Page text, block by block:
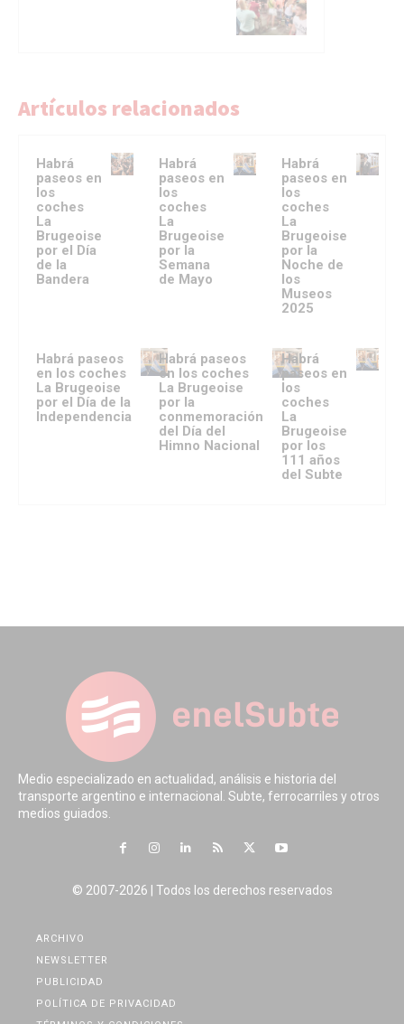
Artículos relacionados
Habrá
paseos en
los
coches
La
Brugeoise
por el Día
de la
Bandera
Habrá
paseos en
los
coches
La
Brugeoise
por la
Semana
de Mayo
Habrá
paseos en
los
coches
La
Brugeoise
por la
Noche de
los
Museos
2025
Habrá paseos
en los coches
La Brugeoise
por el Día de la
Independencia
Habrá paseos
en los coches
La Brugeoise
por la
conmemoración
del Día del
Himno Nacional
Habrá
paseos en
los
coches
La
Brugeoise
por los
111 años
del Subte
Medio especializado en actualidad, análisis e historia del
transporte argentino e internacional. Subte, ferrocarriles y otros
medios guiados.
© 2007-2026 | Todos los derechos reservados
ARCHIVO
NEWSLETTER
PUBLICIDAD
POLÍTICA DE PRIVACIDAD